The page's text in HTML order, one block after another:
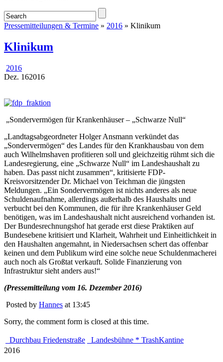
Pressemitteilungen & Termine » 2016 » Klinikum
Klinikum
2016
Dez. 162016
„Sondervermögen für Krankenhäuser – „Schwarze Null“
„Landtagsabgeordneter Holger Ansmann verkündet das
„Sondervermögen“ des Landes für den Krankhausbau von dem
auch Wilhelmshaven profitieren soll und gleichzeitig rühmt sich die
Landesregierung, eine „Schwarze Null“ im Landeshaushalt zu
haben. Das passt nicht zusammen“, kritisierte FDP-
Kreisvorsitzender Dr. Michael von Teichman die jüngsten
Meldungen. „Ein Sondervermögen ist nichts anderes als neue
Schuldenaufnahme, allerdings außerhalb des Haushalts und
verbucht bei den Kommunen, die für ihre Krankenhäuser Geld
benötigen, was im Landeshaushalt nicht ausreichend vorhanden ist.
Der Bundesrechnungshof hat gerade erst diese Praktiken auf
Bundesebene kritisiert und Klarheit, Wahrheit und Einheitlichkeit in
den Haushalten angemahnt, in Niedersachsen schert das offenbar
keinen und dem Publikum wird eine solche neue Schuldenmacherei
auch noch als Großtat verkauft. Solide Finanzierung von
Infrastruktur sieht anders aus!“
(Pressemitteilung vom 16. Dezember 2016)
Posted by Hannes at 13:45
Sorry, the comment form is closed at this time.
Durchbau Friedenstraße
Landesbühne * TrashKantine
2016